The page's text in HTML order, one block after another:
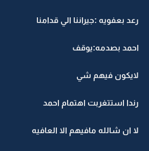
رعد بعفويه :جيراننا الي قدامنا
احمد بصدمه:يوقف
لايكون فيهم شي
رندا استتغربت اهتمام احمد
لا ان شالله مافيهم الا العافيه